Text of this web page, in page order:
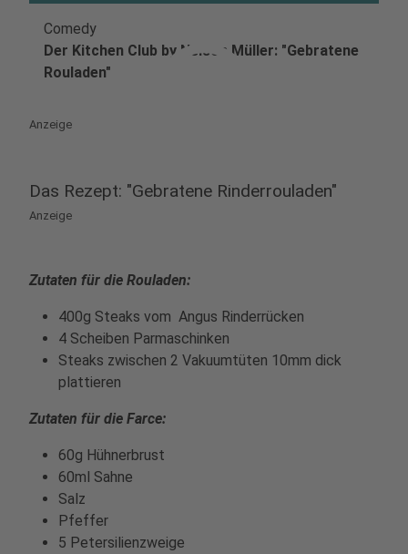
play_circle
Comedy
Der Kitchen Club by Nelson Müller: "Gebratene
Rouladen"
Anzeige
Das Rezept: "Gebratene Rinderrouladen"
Anzeige
Zutaten für die Rouladen:
400g Steaks vom Angus Rinderrücken
4 Scheiben Parmaschinken
Steaks zwischen 2 Vakuumtüten 10mm dick
plattieren
Zutaten für die Farce:
60g Hühnerbrust
60ml Sahne
Salz
Pfeffer
5 Petersilienzweige